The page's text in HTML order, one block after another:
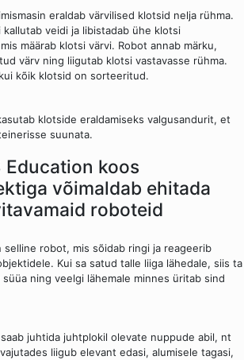
eraldab värvilised klotsid nelja rühma.
kallutab veidi ja libistadab ühe klotsi
määrab klotsi värvi. Robot annab märku,
värv ning liigutab klotsi vastavasse rühma.
kõik klotsid on sorteeritud.
klotside eraldamiseks valgusandurit, et
suunata.
Education koos
võimaldab ehitada
roboteid
selline robot, mis sõidab ringi ja reageerib
Kui sa satud talle liiga lähedale, siis ta
süüa ning veelgi lähemale minnes üritab sind
juhtida juhtplokil olevate nuppude abil, nt
liigub elevant edasi, alumisele tagasi,